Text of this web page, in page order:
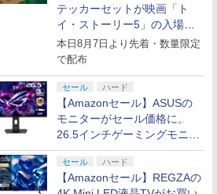
テッカーセットが映画「ト
イ・ストーリー5」の入場特
典として配布決定！
本日8月7日より先着・数量限定
で配布
セール ハード
【Amazonセール】ASUSの
モニターがセール価格に。
26.5インチゲーミングモニタ
ー「ROG Strix OLED
XG27ACDMS」限定モデルも
お買い得
セール ハード
【Amazonセール】REGZAの